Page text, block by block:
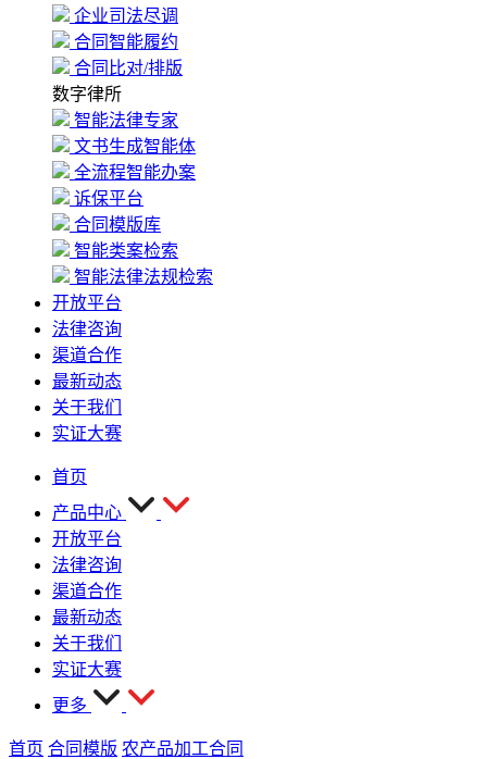
企业司法尽调
合同智能履约
合同比对/排版
数字律所
智能法律专家
文书生成智能体
全流程智能办案
诉保平台
合同模版库
智能类案检索
智能法律法规检索
开放平台
法律咨询
渠道合作
最新动态
关于我们
实证大赛
首页
产品中心
开放平台
法律咨询
渠道合作
最新动态
关于我们
实证大赛
更多
首页 合同模版 农产品加工合同